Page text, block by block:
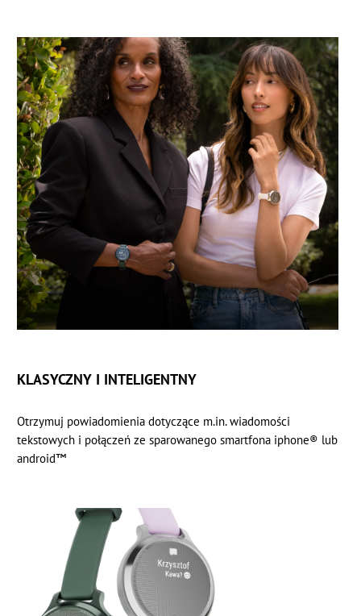
KLASYCZNY I INTELIGENTNY
Otrzymuj powiadomienia dotyczące m.in. wiadomości
tekstowych i połączeń ze sparowanego smartfona iphone® lub
android™